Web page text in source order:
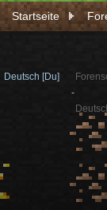
Startseite
Deutsch [Du]
-